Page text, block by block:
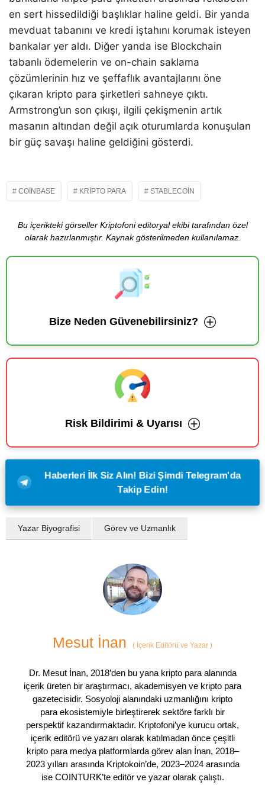
en sert hissedildiği başlıklar haline geldi. Bir yanda
mevduat tabanını ve kredi iştahını korumak isteyen
bankalar yer aldı. Diğer yanda ise Blockchain
tabanlı ödemelerin ve on-chain saklama
çözümlerinin hız ve şeffaflık avantajlarını öne
çıkaran kripto para şirketleri sahneye çıktı.
Armstrong’un son çıkışı, ilgili çekişmenin artık
masanın altından değil açık oturumlarda konuşulan
bir güç savaşı haline geldiğini gösterdi.
COINBASE KRIPTO PARA STABLECOIN
Bu içerikteki görseller Kriptofoni editoryal ekibi tarafından özel
olarak hazırlanmıştır. Kaynak gösterilmeden kullanılamaz.
Bize Neden Güvenebilirsiniz?
Risk Bildirimi & Uyarısı
Haberleri İlk Siz Alın! Bizi Şimdi Telegram'da
Takip Edin!
Yazar Biyografisi Görev ve Uzmanlık
Mesut İnan ( İçerik Editörü ve Yazar )
Dr. Mesut İnan, 2018’den bu yana kripto para alanında
içerik üreten bir araştırmacı, akademisyen ve kripto para
gazetecisidir. Sosyoloji alanındaki uzmanlığını kripto
para ekosistemiyle birleştirerek sektöre farklı bir
perspektif kazandırmaktadır. Kriptofoni’ye kurucu ortak,
içerik editörü ve yazarı olarak katılmadan önce çeşitli
kripto para medya platformlarda görev alan İnan, 2018–
2023 yılları arasında Kriptokoin’de, 2023–2024 arasında
ise COINTURK’te editör ve yazar olarak çalıştı.